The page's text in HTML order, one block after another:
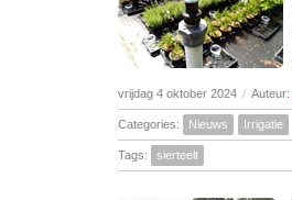
vrijdag 4 oktober 2024 / Auteur:
Categories: Nieuws Irrigatie
Tags: sierteelt